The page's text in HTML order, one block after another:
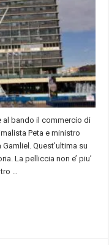
al bando il commercio di
Peta e ministro
Quest’ultima su
La pelliccia non e’ piu’
…